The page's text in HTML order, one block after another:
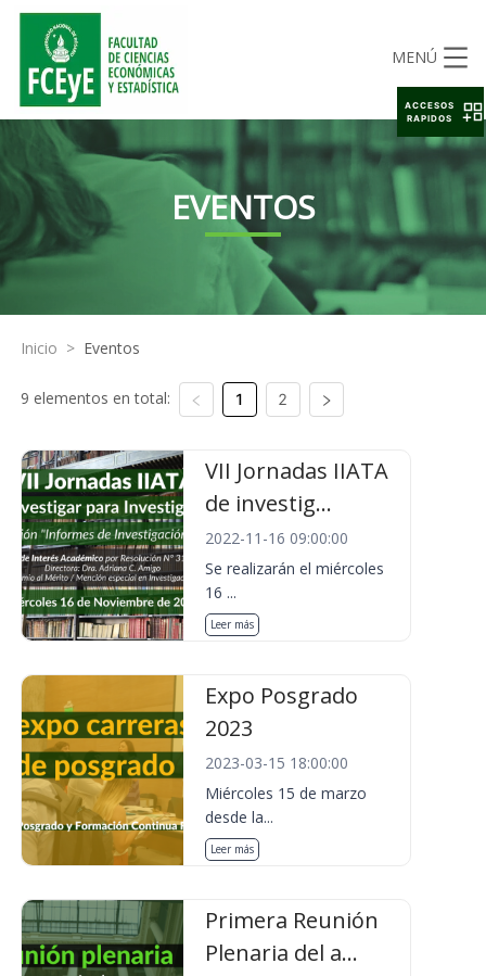
MENÚ
EVENTOS
Inicio > Eventos
9 elementos en total: 1 2
VII Jornadas IIATA
de investig...
2022-11-16 09:00:00
Se realizarán el miércoles
16 ...
Leer más
Expo Posgrado
2023
2023-03-15 18:00:00
Miércoles 15 de marzo
desde la...
Leer más
Primera Reunión
Plenaria del a...
ACCESOS
RAPIDOS